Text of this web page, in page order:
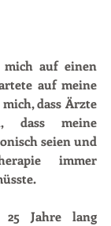
mich auf einen
auf meine
dass Ärzte
dass meine
seien und
immer
Jahre lang